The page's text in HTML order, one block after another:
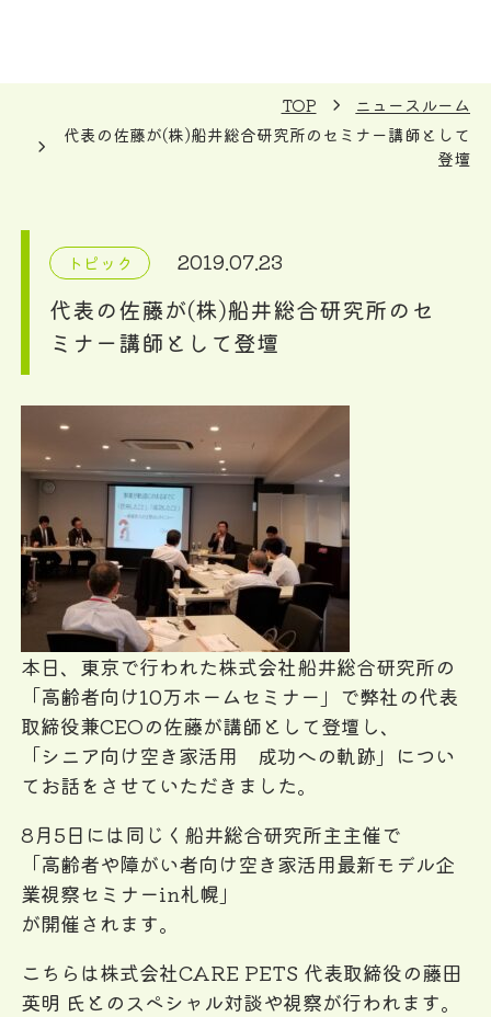
TOP
ニュースルーム
代表の佐藤が(株)船井総合研究所のセミナー講師として
登壇
トピック 2019.07.23
代表の佐藤が(株)船井総合研究所のセ
ミナー講師として登壇
本日、東京で行われた株式会社船井総合研究所の
「高齢者向け10万ホームセミナー」で弊社の代表
取締役兼CEOの佐藤が講師として登壇し、
「シニア向け空き家活用 成功への軌跡」につい
てお話をさせていただきました。
8月5日には同じく船井総合研究所主主催で
「高齢者や障がい者向け空き家活用最新モデル企
業視察セミナーin札幌」
が開催されます。
こちらは株式会社CARE PETS 代表取締役の藤田
英明 氏とのスペシャル対談や視察が行われます。